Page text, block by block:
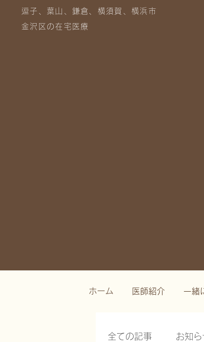
逗子、葉山、鎌倉、横須賀、横浜市
金沢区の在宅医療
ホーム 医師紹介 一緒
全ての記事 お知ら